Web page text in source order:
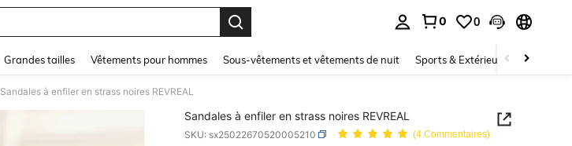
0 0
Grandes tailles Vêtements pour hommes Sous-vêtements et vêtements de nuit Sports & Extérieur Enfants
Sandales à enfiler en strass noires REVREAL
Sandales à enfiler en strass noires REVREAL
SKU: sx25022670520005210 (4 Commentaires)